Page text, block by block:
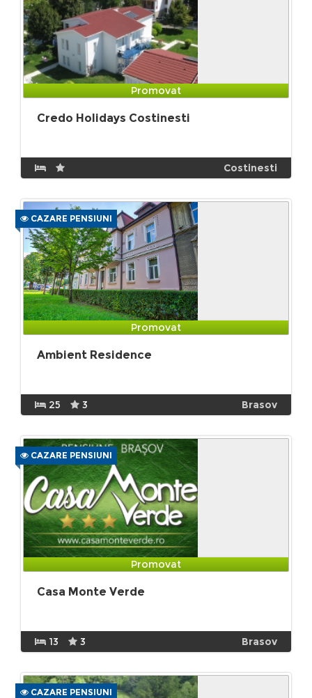
Promovat
Credo Holidays Costinesti
Costinesti
CAZARE PENSIUNI
Promovat
Ambient Residence
25 3 Brasov
CAZARE PENSIUNI
Promovat
Casa Monte Verde
13 3 Brasov
CAZARE PENSIUNI